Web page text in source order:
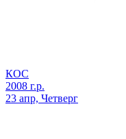
КОС
2008 г.р.
23 апр, Четверг